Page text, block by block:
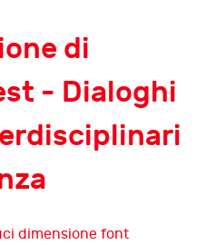
di
- Dialoghi
dimensione font